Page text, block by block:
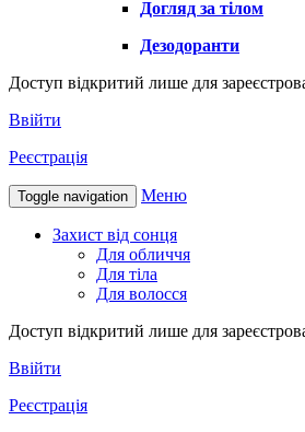
Догляд за тілом
Дезодоранти
Доступ відкритий лише для
Ввійти
Реєстрація
Toggle navigation Меню
Захист від сонця
Для обличчя
Для тіла
Для волосся
Доступ відкритий лише для
Ввійти
Реєстрація